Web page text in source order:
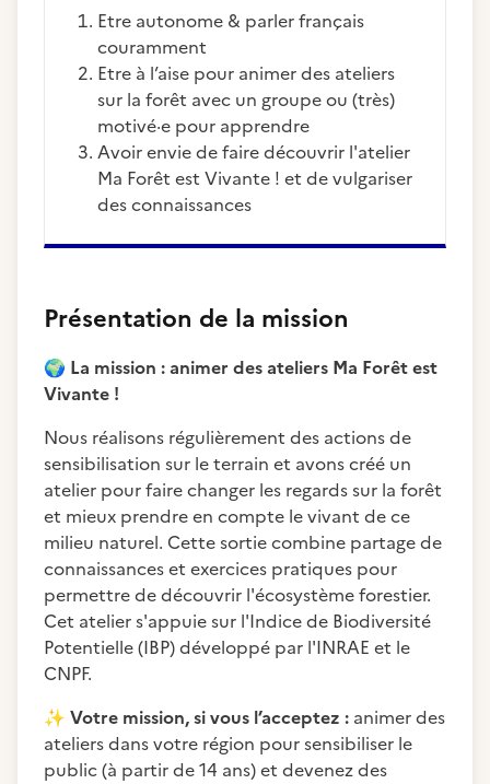
Etre autonome & parler français
couramment
Etre à l’aise pour animer des ateliers
sur la forêt avec un groupe ou (très)
motivé·e pour apprendre
Avoir envie de faire découvrir l'atelier
Ma Forêt est Vivante ! et de vulgariser
des connaissances
Présentation de la mission
🌍 La mission : animer des ateliers Ma Forêt est
Vivante !
Nous réalisons régulièrement des actions de
sensibilisation sur le terrain et avons créé un
atelier pour faire changer les regards sur la forêt
et mieux prendre en compte le vivant de ce
milieu naturel. Cette sortie combine partage de
connaissances et exercices pratiques pour
permettre de découvrir l'écosystème forestier.
Cet atelier s'appuie sur l'Indice de Biodiversité
Potentielle (IBP) développé par l'INRAE et le
CNPF.
✨ Votre mission, si vous l’acceptez : animer des
ateliers dans votre région pour sensibiliser le
public (à partir de 14 ans) et devenez des